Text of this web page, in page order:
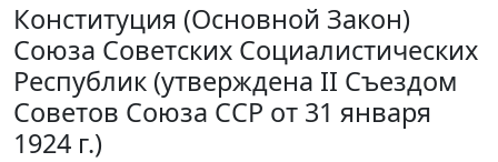
Конституция (Основной Закон)
Союза Советских Социалистических
Республик (утверждена II Съездом
Советов Союза ССР от 31 января
1924 г.)